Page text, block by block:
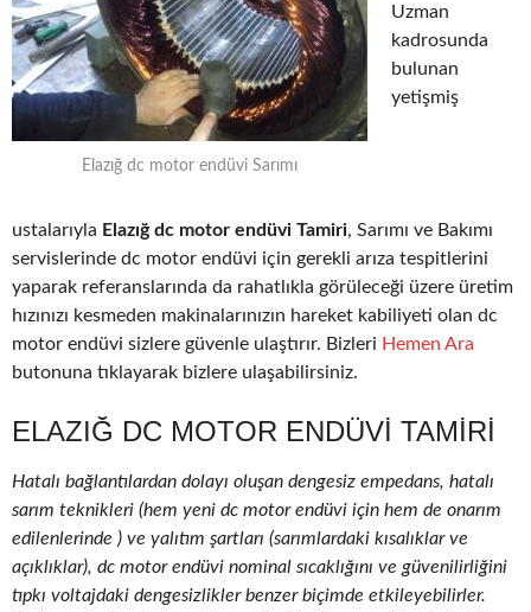
Elazığ dc motor endüvi Sarımı
Uzman
kadrosunda
bulunan
yetişmiş
ustalarıyla Elazığ dc motor endüvi Tamiri, Sarımı ve Bakımı
servislerinde dc motor endüvi için gerekli arıza tespitlerini
yaparak referanslarında da rahatlıkla görüleceği üzere üretim
hızınızı kesmeden makinalarınızın hareket kabiliyeti olan dc
motor endüvi sizlere güvenle ulaştırır. Bizleri Hemen Ara
butonuna tıklayarak bizlere ulaşabilirsiniz.
ELAZIĞ DC MOTOR ENDÜVI TAMIRI
Hatalı bağlantılardan dolayı oluşan dengesiz empedans, hatalı
sarım teknikleri (hem yeni dc motor endüvi için hem de onarım
edilenlerinde ) ve yalıtım şartları (sarımlardaki kısalıklar ve
açıklıklar), dc motor endüvi nominal sıcaklığını ve güvenilirliğini
tıpkı voltajdaki dengesizlikler benzer biçimde etkileyebilirler.